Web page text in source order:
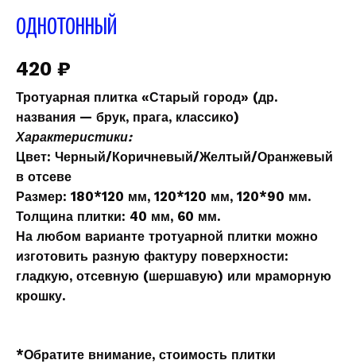
ОДНОТОННЫЙ
420 ₽
Тротуарная плитка «Старый город» (др.
названия — брук, прага, классико)
Характеристики:
Цвет: Черный/Коричневый/Желтый/Оранжевый
в отсеве
Размер: 180*120 мм, 120*120 мм, 120*90 мм.
Толщина плитки: 40 мм, 60 мм.
На любом варианте тротуарной плитки можно
изготовить разную фактуру поверхности:
гладкую, отсевную (шершавую) или мраморную
крошку.
*Обратите внимание, стоимость плитки